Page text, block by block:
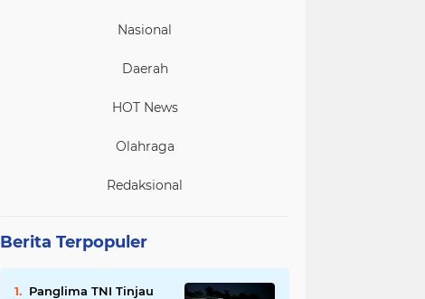
Nasional
Daerah
HOT News
Olahraga
Redaksional
Berita Terpopuler
Panglima TNI Tinjau